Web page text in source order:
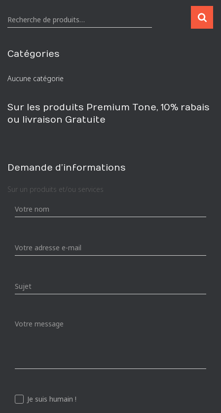
R
e
e
c
e
p
o
Recherche de produits…
Catégories
Aucune catégorie
Sur les produits Premium Tone, 10% rabais
ou livraison Gratuite
Demande d’informations
Sur un produits et/ou services
Je suis humain !